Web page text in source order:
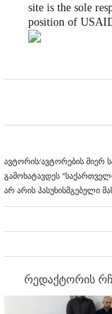
site is the sole
position of
ავტორის/ავტორების მიერ
გამოხატავდეს
არ არის პასუხისმგებელი
რედაქტორის